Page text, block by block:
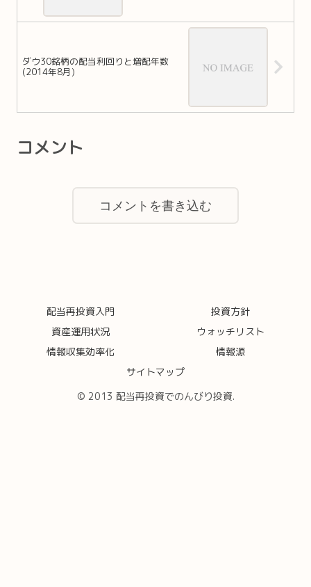
ダウ30銘柄の配当利回りと増配年数
(2014年8月)
コメント
コメントを書き込む
配当再投資入門
投資方針
資産運用状況
ウォッチリスト
情報収集効率化
情報源
サイトマップ
© 2013 配当再投資でのんびり投資.